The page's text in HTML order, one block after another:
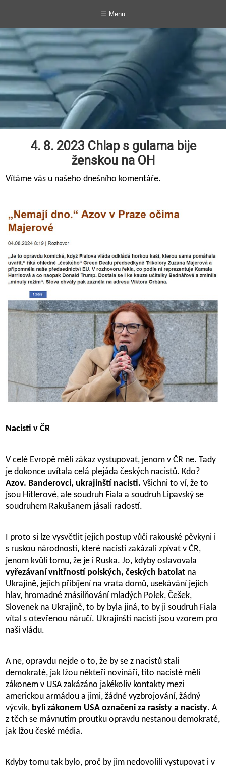
☰ Menu
4. 8. 2023 Chlap s gulama bije
ženskou na OH
Vítáme vás u našeho dnešního komentáře.
Nacisti v ČR
V celé Evropě měli zákaz vystupovat, jenom v ČR ne. Tady
je dokonce uvítala celá plejáda českých nacistů. Kdo?
Azov. Banderovci, ukrajinští nacisti. Všichni to ví, že to
jsou Hitlerové, ale soudruh Fiala a soudruh Lipavský se
soudruhem Rakušanem jásali radostí.
I proto si lze vysvětlit jejich postup vůči rakouské pěvkyni i
s ruskou národností, které nacisti zakázali zpívat v ČR,
jenom kvůli tomu, že je i Ruska. Jo, kdyby oslavovala
vyřezávaní vnitřností polských, českých batolat na
Ukrajině, jejich přibíjení na vrata domů, usekávání jejich
hlav, hromadné znásilňování mladých Polek, Češek,
Slovenek na Ukrajině, to by byla jiná, to by ji soudruh Fiala
vítal s otevřenou náručí. Ukrajinští nacisti jsou vzorem pro
naši vládu.
A ne, opravdu nejde o to, že by se z nacistů stali
demokraté, jak lžou někteří novináři, tito nacisté měli
zákonem v USA zakázáno jakékoliv kontakty mezi
americkou armádou a jimi, žádné vyzbrojování, žádný
výcvik, byli zákonem USA označeni za rasisty a nacisty. A
z těch se mávnutím proutku opravdu nestanou demokraté,
jak lžou české média.
Kdyby tomu tak bylo, proč by jim nedovolili vystupovat i v